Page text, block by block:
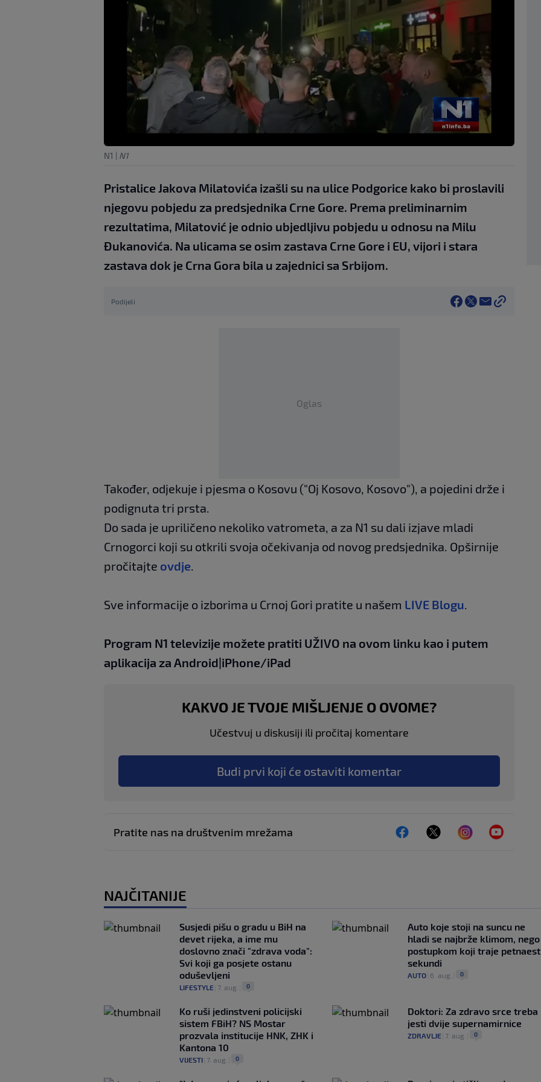
N1 | N1
Pristalice Jakova Milatovića izašli su na ulice Podgorice kako bi proslavili
njegovu pobjedu za predsjednika Crne Gore. Prema preliminarnim
rezultatima, Milatović je odnio ubjedljivu pobjedu u odnosu na Milu
Đukanovića. Na ulicama se osim zastava Crne Gore i EU, vijori i stara
zastava dok je Crna Gora bila u zajednici sa Srbijom.
Podijeli
Oglas
Također, odjekuje i pjesma o Kosovu ("Oj Kosovo, Kosovo"), a pojedini drže i
podignuta tri prsta.
Do sada je upriličeno nekoliko vatrometa, a za N1 su dali izjave mladi
Crnogorci koji su otkrili svoja očekivanja od novog predsjednika. Opširnije
pročitajte ovdje
Sve informacije o izborima u Crnoj Gori pratite u našem LIVE Blogu
Program N1 televizije možete pratiti UŽIVO na ovom linku kao i putem
aplikacija za Android|iPhone/iPad
KAKVO JE TVOJE MIŠLJENJE O OVOME?
Učestvuj u diskusiji ili pročitaj komentare
Budi prvi koji će ostaviti komentar
Pratite nas na društvenim mrežama
NAJČITANIJE
Susjedi pišu o gradu u BiH na
devet rijeka, a ime mu
doslovno znači "zdrava voda":
Svi koji ga posjete ostanu
oduševljeni
LIFESTYLE 7. aug. 0
Auto koje stoji na suncu ne
hladi se najbrže klimom, nego
postupkom koji traje petnaest
sekundi
AUTO| 6. aug. 0
Ko ruši jedinstveni policijski
sistem FBiH? NS Mostar
prozvala institucije HNK, ZHK i
Kantona 10
VIJESTI 7. aug. 0
Doktori: Za zdravo srce treba
jesti dvije supernamirnice
ZDRAVLJE| 7. aug. 0